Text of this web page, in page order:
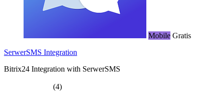
Mobile Gratis
SerwerSMS Integration
Bitrix24 Integration with SerwerSMS
(4)